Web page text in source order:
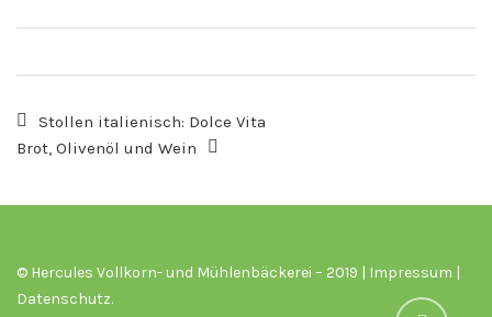
Stollen italienisch: Dolce Vita
Brot, Olivenöl und Wein
© Hercules Vollkorn- und Mühlenbäckerei – 2019 | Impressum |
Datenschutz.